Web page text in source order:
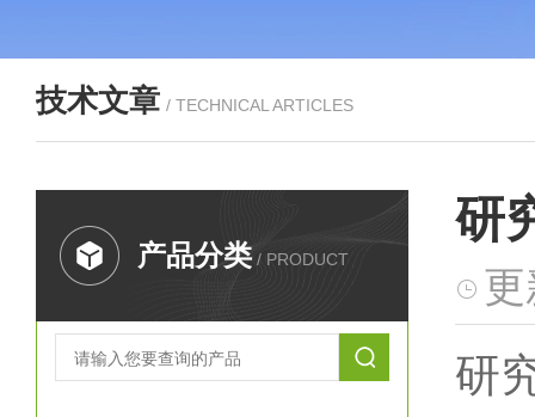
技术文章 / TECHNICAL ARTICLES
产品分类 / PRODUCT
研
研